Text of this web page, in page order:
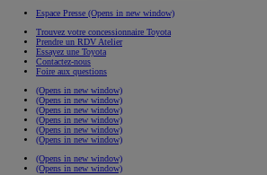
Espace Presse (Opens in new window)
Trouvez votre concessionnaire Toyota
Prendre un RDV Atelier
Essayez une Toyota
Contactez-nous
Foire aux questions
(Opens in new window)
(Opens in new window)
(Opens in new window)
(Opens in new window)
(Opens in new window)
(Opens in new window)
(Opens in new window)
(Opens in new window)